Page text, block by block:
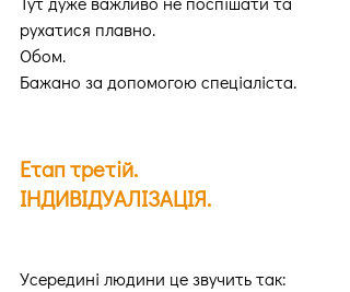
рухатися плавно.
Обом.
Бажано за допомогою спеціаліста.
Етап третій.
ІНДИВІДУАЛІЗАЦІЯ.
Усередині людини це звучить так: